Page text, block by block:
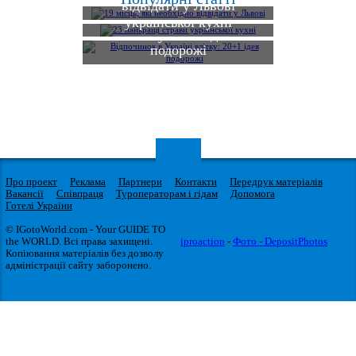
відвідати у Львові
23 найкращі страви
української кухні
Відпочинок в Україні
влітку: 20+1 ідея
подорожі
Про проект Реклама Партнери Контакти
Передрук матеріалів
Вакансії
Співпраця Туроператорам і гідам
Допомога
Готелі України
© IGotoWorld.com - Your GUIDE TO
the WORLD. Всі права захищені.
Копіювання матеріалів без дозволу
адміністрації сайту заборонено.
iproaction - Фото - DepositPhotos